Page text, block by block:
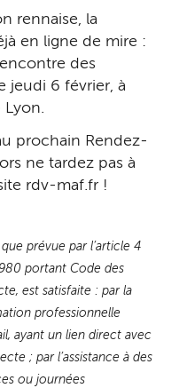
rennaise, la
en ligne de mire :
des
jeudi 6 février, à
prochain Rendez-
ne tardez pas à
rdv-maf.fr !
prévue par l’article 4
portant Code des
est satisfaite : par la
professionnelle
ayant un lien direct avec
; par l’assistance à des
ou journées